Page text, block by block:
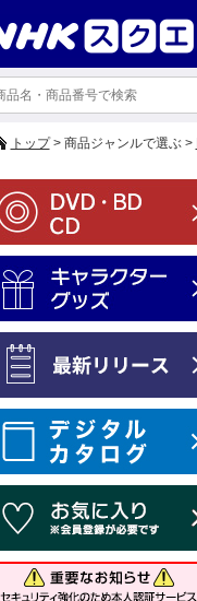
トップ> 商品ジャンルで選ぶ >